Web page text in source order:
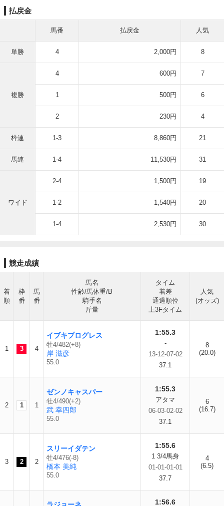
払戻金
馬番 払戻金 人気
単勝 4 2,000円 8
複勝
4 600円 7
1 500円 6
2 230円 4
枠連 1-3 8,860円 21
馬連 1-4 11,530円 31
ワイド
2-4 1,500円 19
1-2 1,540円 20
1-4 2,530円 30
競走成績
着
順
枠
番
馬
番
馬名
性齢/馬体重/B
騎手名
斤量
タイム
着差
通過順位
上3Fタイム
人気
(オッズ)
1 3 4
イブキプログレス
牡4/482(+8)
岸 滋彦
55.0
1:55.3
-
13-12-07-02
37.1
8
(20.0)
2 1 1
ゼンノキャスパー
牡4/490(+2)
武 幸四郎
55.0
1:55.3
アタマ
06-03-02-02
37.1
6
(16.7)
3 2 2
スリーイダテン
牡4/476(-8)
橋本 美純
55.0
1:55.6
1 3/4馬身
01-01-01-01
37.7
4
(6.5)
1:56.6